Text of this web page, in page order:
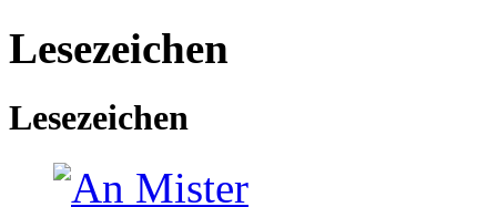
Lesezeichen
Lesezeichen